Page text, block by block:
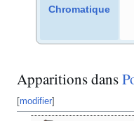
Chromatique
Apparitions dans
[modifier]